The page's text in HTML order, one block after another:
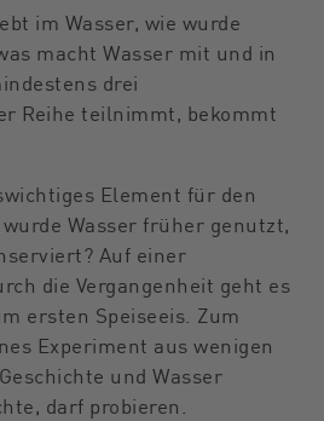
im Wasser, wie wurde
macht Wasser mit und in
drei
Reihe teilnimmt, bekommt
Element für den
Wasser früher genutzt,
Auf einer
die Vergangenheit geht es
ersten Speiseeis. Zum
Experiment aus wenigen
und Wasser
darf probieren.